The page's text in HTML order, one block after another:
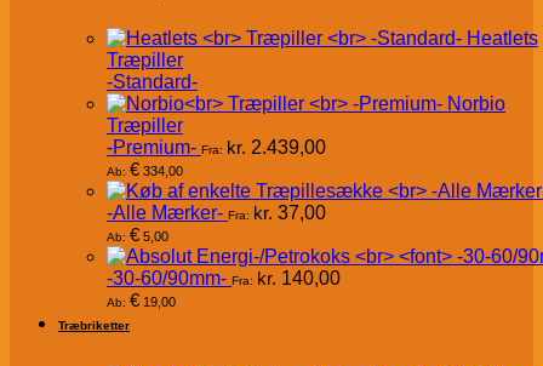
Heatlets
Træpiller
-Standard-
Norbio
Træpiller
-Premium- Fra: kr. 2.439,00
Ab: € 334,00
-Alle Mærker- Fra: kr. 37,00
Ab: € 5,00
-30-60/90mm- Fra: kr. 140,00
Ab: € 19,00
Træbriketter